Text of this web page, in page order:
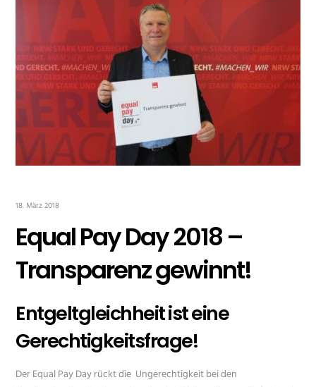
18. März 2018
Equal Pay Day 2018 –
Transparenz gewinnt!
Entgeltgleichheit ist eine
Gerechtigkeitsfrage!
Der Equal Pay Day rückt die Ungerechtigkeit bei den